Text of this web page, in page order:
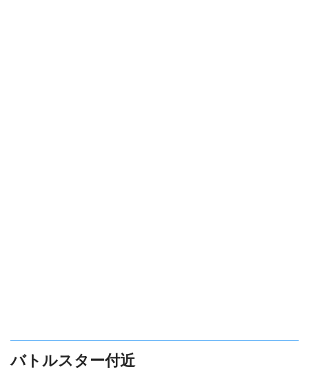
バトルスター付近